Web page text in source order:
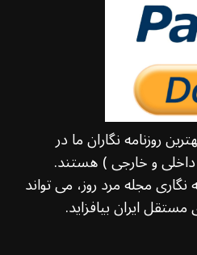
روزنامه نگاران ما در
و خارجی ) هستند.
مجله مرد روز، می تواند
ایران بیافزاید.